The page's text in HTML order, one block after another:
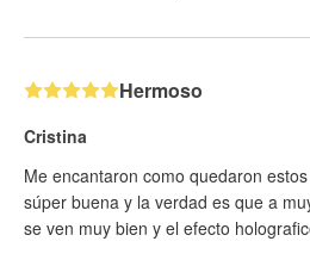
Hermoso
Cristina
Me encantaron como quedaron
súper buena y la verdad es que a
se ven muy bien y el efecto